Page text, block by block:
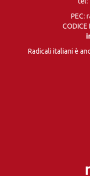
PEC:
CODICE
Radicali italiani è